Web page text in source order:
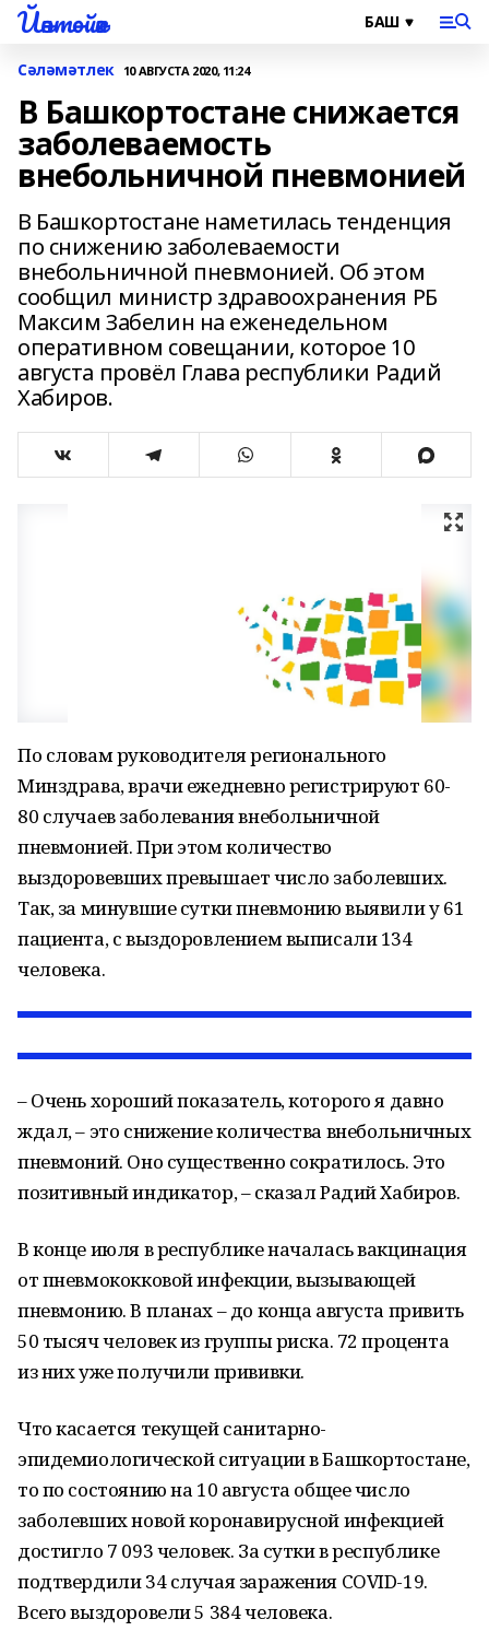
Йәнтөйәк
Сәләмәтлек 10 АВГУСТА 2020, 11:24
В Башкортостане снижается
заболеваемость
внебольничной пневмонией
В Башкортостане наметилась тенденция
по снижению заболеваемости
внебольничной пневмонией. Об этом
сообщил министр здравоохранения РБ
Максим Забелин на еженедельном
оперативном совещании, которое 10
августа провёл Глава республики Радий
Хабиров.
По словам руководителя регионального
Минздрава, врачи ежедневно регистрируют 60-
80 случаев заболевания внебольничной
пневмонией. При этом количество
выздоровевших превышает число заболевших.
Так, за минувшие сутки пневмонию выявили у 61
пациента, с выздоровлением выписали 134
человека.
– Очень хороший показатель, которого я давно
ждал, – это снижение количества внебольничных
пневмоний. Оно существенно сократилось. Это
позитивный индикатор, – сказал Радий Хабиров.
В конце июля в республике началась вакцинация
от пневмококковой инфекции, вызывающей
пневмонию. В планах – до конца августа привить
50 тысяч человек из группы риска. 72 процента
из них уже получили прививки.
Что касается текущей санитарно-
эпидемиологической ситуации в Башкортостане,
то по состоянию на 10 августа общее число
заболевших новой коронавирусной инфекцией
достигло 7 093 человек. За сутки в республике
подтвердили 34 случая заражения COVID-19.
Всего выздоровели 5 384 человека.